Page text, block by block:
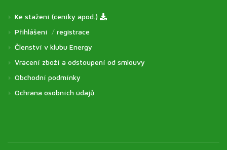
Ke stažení (ceníky apod.)
Přihlášení / registrace
Členství v klubu Energy
Vrácení zboží a odstoupení od smlouvy
Obchodní podmínky
Ochrana osobních údajů